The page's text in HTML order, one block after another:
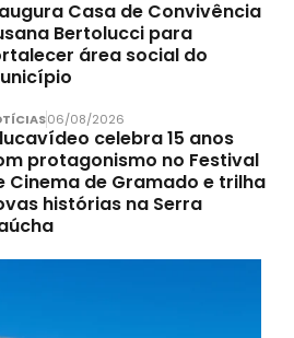
Casa de Convivência
Bertolucci para
área social do
06/08/2026
celebra 15 anos
protagonismo no Festival
Cinema de Gramado e trilha
histórias na Serra